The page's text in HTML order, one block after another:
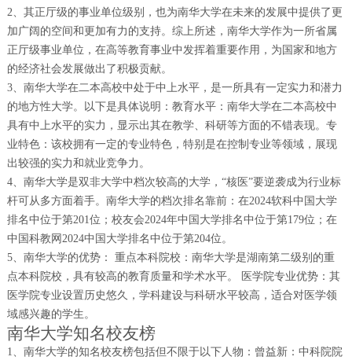
2、其正厅级的事业单位级别，也为南华大学在未来的发展中提供了更
加广阔的空间和更加有力的支持。综上所述，南华大学作为一所省属
正厅级事业单位，在高等教育事业中发挥着重要作用，为国家和地方
的经济社会发展做出了积极贡献。
3、南华大学在二本高校中处于中上水平，是一所具有一定实力和潜力
的地方性大学。以下是具体说明：教育水平：南华大学在二本高校中
具有中上水平的实力，显示出其在教学、科研等方面的不错表现。专
业特色：该校拥有一定的专业特色，特别是在控制专业等领域，展现
出较强的实力和就业竞争力。
4、南华大学是双非大学中档次较高的大学，“核医”要逆袭成为行业标
杆可从多方面着手。南华大学的档次排名靠前：在2024软科中国大学
排名中位于第201位；校友会2024年中国大学排名中位于第179位；在
中国科教网2024中国大学排名中位于第204位。
5、南华大学的优势： 重点本科院校：南华大学是湖南第二级别的重
点本科院校，具有较高的教育质量和学术水平。 医学院专业优势：其
医学院专业设置历史悠久，学科建设与科研水平较高，适合对医学领
域感兴趣的学生。
南华大学知名校友榜
1、南华大学的知名校友榜包括但不限于以下人物：曾益新：中科院院